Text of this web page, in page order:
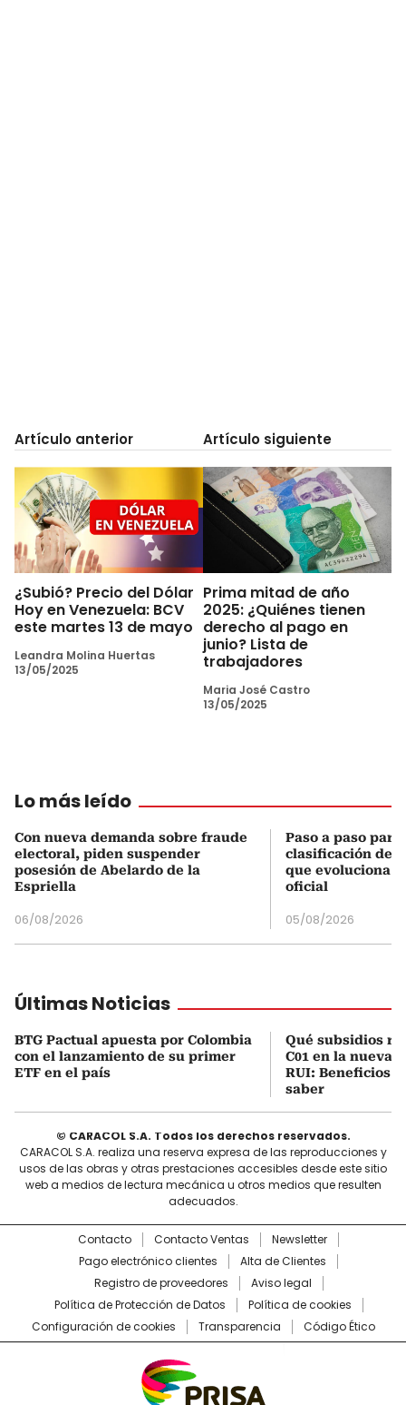
Artículo anterior
¿Subió? Precio del Dólar
Hoy en Venezuela: BCV
este martes 13 de mayo
Leandra Molina Huertas
13/05/2025
Artículo siguiente
Prima mitad de año
2025: ¿Quiénes tienen
derecho al pago en
junio? Lista de
trabajadores
Maria José Castro
13/05/2025
Lo más leído
Con nueva demanda sobre fraude
electoral, piden suspender
posesión de Abelardo de la
Espriella
06/08/2026
Paso a paso
clasificación del
que evoluciona
oficial
05/08/2026
Últimas Noticias
BTG Pactual apuesta por Colombia
con el lanzamiento de su primer
ETF en el país
Qué subsidios
C01 en la nueva
RUI: Beneficios
saber
© CARACOL S.A. Todos los derechos reservados.
CARACOL S.A. realiza una reserva expresa de las reproducciones y
usos de las obras y otras prestaciones accesibles desde este sitio
web a medios de lectura mecánica u otros medios que resulten
adecuados.
Contacto Contacto Ventas
Newsletter
Pago electrónico clientes
Alta de Clientes
Registro de proveedores
Aviso legal
Política de Protección de Datos
Política de cookies
Configuración de cookies
Transparencia Código Ético